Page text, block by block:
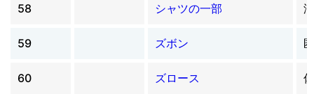
58 シャツの一部
59 ズボン
60 ズロース